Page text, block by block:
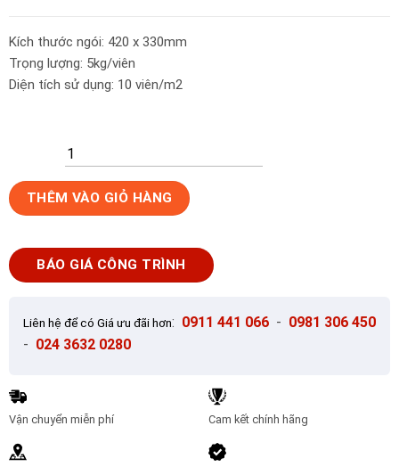
Kích thước ngói: 420 x 330mm
Trọng lượng: 5kg/viên
Diện tích sử dụng: 10 viên/m2
Ngói
màu
phẳng
SCG
THÊM VÀO GIỎ HÀNG
BÁO GIÁ CÔNG TRÌNH
Liên hệ để có Giá ưu đãi hơn: 0911 441 066 - 0981 306 450
- 024 3632 0280
Vận chuyển miễn phí Cam kết chính hãng